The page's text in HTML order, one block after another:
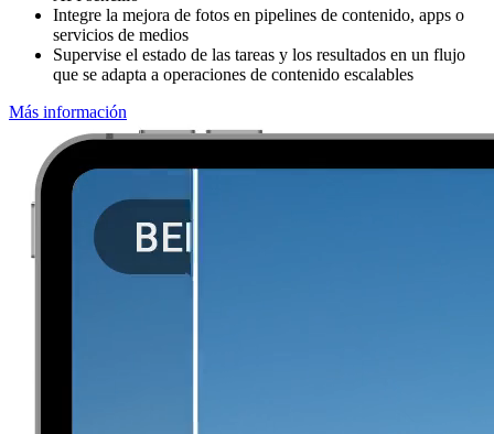
Integre la mejora de fotos en pipelines de contenido, apps o
servicios de medios
Supervise el estado de las tareas y los resultados en un flujo
que se adapta a operaciones de contenido escalables
Más información